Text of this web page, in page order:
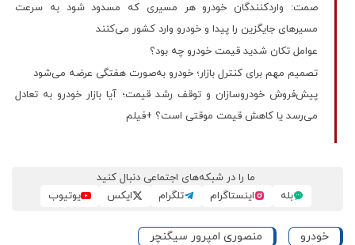
صمت: واردکنندگان خودرو هر مسیری که مسدود شود به سرعت
مسیر‌های جایگزین را پیدا و خودرو وارد کشور می‌کنند
عوامل تکان شدید قیمت خودرو چه بود؟
تصمیم مهم برای کنترل بازار؛ خودرو به‌صورت هفتگی عرضه می‌شود
پیش‌فروش خودروسازان و توقف رشد قیمت؛ آیا بازار خودرو به تعادل
می‌رسد یا کاهش قیمت موقتی است؟ +فیلم
ما را در شبکه‌های اجتماعی دنبال کنید
بله
اینستاگرام تلگرام ایکس یوتیوب
خودرو منصوری امپرور سیگنچر